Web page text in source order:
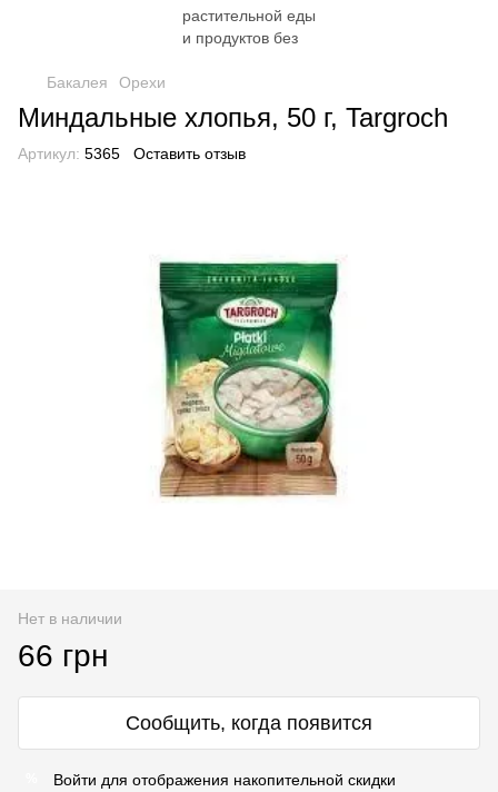
Бакалея Орехи
Миндальные хлопья, 50 г, Targroch
Артикул: 5365 Оставить отзыв
Нет в наличии
66 грн
Сообщить, когда появится
Войти для отображения накопительной скидки